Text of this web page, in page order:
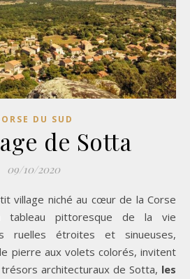
DU SUD
de Sotta
09/10/2020
tableau pittoresque de la vie
ruelles étroites et sinueuses,
pierre aux volets colorés, invitent
architecturaux de Sotta, les